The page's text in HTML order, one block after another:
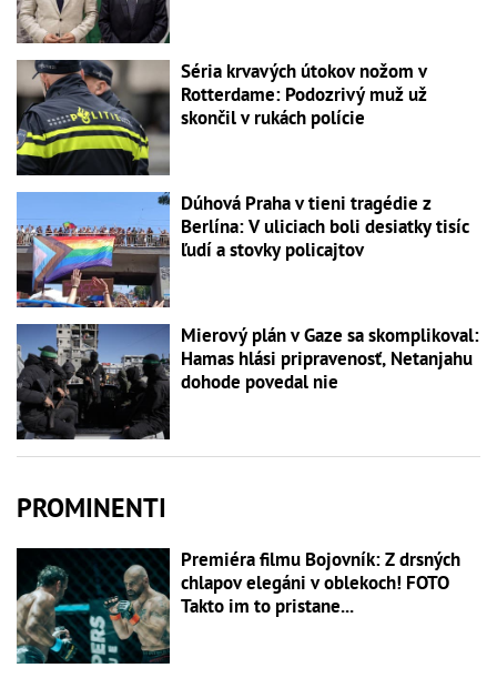
Séria krvavých útokov nožom v
Rotterdame: Podozrivý muž už
skončil v rukách polície
Dúhová Praha v tieni tragédie z
Berlína: V uliciach boli desiatky tisíc
ľudí a stovky policajtov
Mierový plán v Gaze sa skomplikoval:
Hamas hlási pripravenosť, Netanjahu
dohode povedal nie
PROMINENTI
Premiéra filmu Bojovník: Z drsných
chlapov elegáni v oblekoch! FOTO
Takto im to pristane...